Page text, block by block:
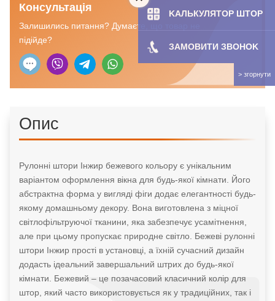
Консультація
Залишились питання? Думаєте, що товар не
підійде?
Опис
Рулонні штори Інжир бежевого кольору є унікальним
варіантом оформлення вікна для будь-якої кімнати. Його
абстрактна форма у вигляді фіги додає елегантності будь-
якому домашньому декору. Вона виготовлена з міцної
світлофільтруючої тканини, яка забезпечує усамітнення,
але при цьому пропускає природне світло. Бежеві рулонні
штори Інжир прості в установці, а їхній сучасний дизайн
додасть ідеальний завершальний штрих до будь-якої
кімнати. Бежевий – це позачасовий класичний колір для
штор, який часто використовується як у традиційних, так і
KAЛЬКУЛЯТOP ШТОР
ЗАМОВИТИ ЗBOHOK